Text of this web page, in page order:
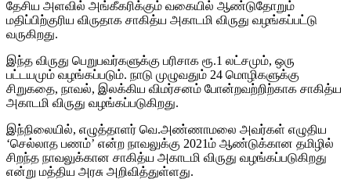
தேசிய அளவில் அங்கீகரிக்கும் வகையில் ஆண்டுதோறும்
மதிப்பிற்குரிய விருதாக சாகித்ய அகாடமி விருது வழங்கப்பட்டு
வருகிறது.
இந்த விருது பெறுபவர்களுக்கு பரிசாக ரூ.1 லட்சமும், ஒரு
பட்டயமும் வழங்கப்படும். நாடு முழுவதும் 24 மொழிகளுக்கு
சிறுகதை, நாவல், இலக்கிய விமர்சனம் போன்றவற்றிற்காக சாகித்ய
அகாடமி விருது வழங்கப்படுகிறது.
இந்நிலையில், எழுத்தாளர் வெ.அண்ணாமலை அவர்கள் எழுதிய
‘செல்லாத பணம்’ என்ற நாவலுக்கு 2021ம் ஆண்டுக்கான தமிழில்
சிறந்த நாவலுக்கான சாகித்ய அகாடமி விருது வழங்கப்படுகிறது
என்று மத்திய அரசு அறிவித்துள்ளது.